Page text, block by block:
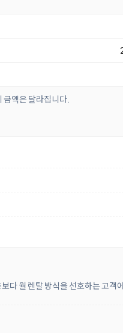
금액은 달라집니다.
다 월 렌탈 방식을 선호하는 고객